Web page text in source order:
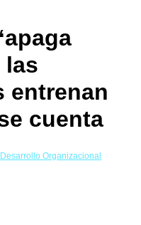
las
entrenan
cuenta
Desarrollo Organizacional